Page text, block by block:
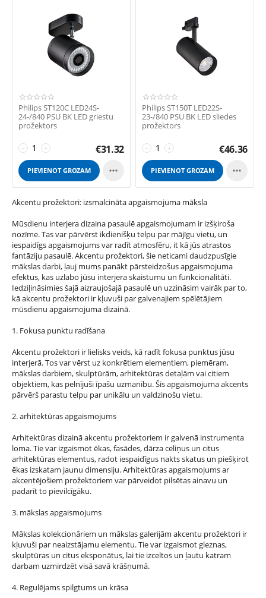
Philips ST120C LED24S-
24-/840 PSU BK LED griestu
prožektors
+
− €31.32
PIEVIENOT GROZAM 
Philips ST150T LED22S-
23-/840 PSU BK LED sliedes
prožektors
+
− €46.36
PIEVIENOT GROZAM 
Akcentu prožektori: izsmalcināta apgaismojuma māksla
Mūsdienu interjera dizaina pasaulē apgaismojumam ir izšķiroša
nozīme. Tas var pārvērst ikdienišķu telpu par mājīgu vietu, un
iespaidīgs apgaismojums var radīt atmosfēru, it kā jūs atrastos
fantāziju pasaulē. Akcentu prožektori, šie neticami daudzpusīgie
mākslas darbi, ļauj mums panākt pārsteidzošus apgaismojuma
efektus, kas uzlabo jūsu interjera skaistumu un funkcionalitāti.
Iedziļināsimies šajā aizraujošajā pasaulē un uzzināsim vairāk par to,
kā akcentu prožektori ir kļuvuši par galvenajiem spēlētājiem
mūsdienu apgaismojuma dizainā.
1. Fokusa punktu radīšana
Akcentu prožektori ir lielisks veids, kā radīt fokusa punktus jūsu
interjerā. Tos var vērst uz konkrētiem elementiem, piemēram,
mākslas darbiem, skulptūrām, arhitektūras detaļām vai citiem
objektiem, kas pelnījuši īpašu uzmanību. Šis apgaismojuma akcents
pārvērš parastu telpu par unikālu un valdzinošu vietu.
2. arhitektūras apgaismojums
Arhitektūras dizainā akcentu prožektoriem ir galvenā instrumenta
loma. Tie var izgaismot ēkas, fasādes, dārza celiņus un citus
arhitektūras elementus, radot iespaidīgus nakts skatus un piešķirot
ēkas izskatam jaunu dimensiju. Arhitektūras apgaismojums ar
akcentējošiem prožektoriem var pārveidot pilsētas ainavu un
padarīt to pievilcīgāku.
3. mākslas apgaismojums
Mākslas kolekcionāriem un mākslas galerijām akcentu prožektori ir
kļuvuši par neaizstājamu elementu. Tie var izgaismot gleznas,
skulptūras un citus eksponātus, lai tie izceltos un ļautu katram
darbam uzmirdzēt visā savā krāšņumā.
4. Regulējams spilgtums un krāsa